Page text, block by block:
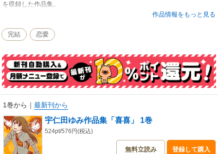
を収録した作品集。
作品情報をもっと見る
完結 恋愛
1巻から ｜ 最新刊から
宇仁田ゆみ作品集「喜喜」 1巻
524pt/576円(税込)
無料立読み 登録して購入